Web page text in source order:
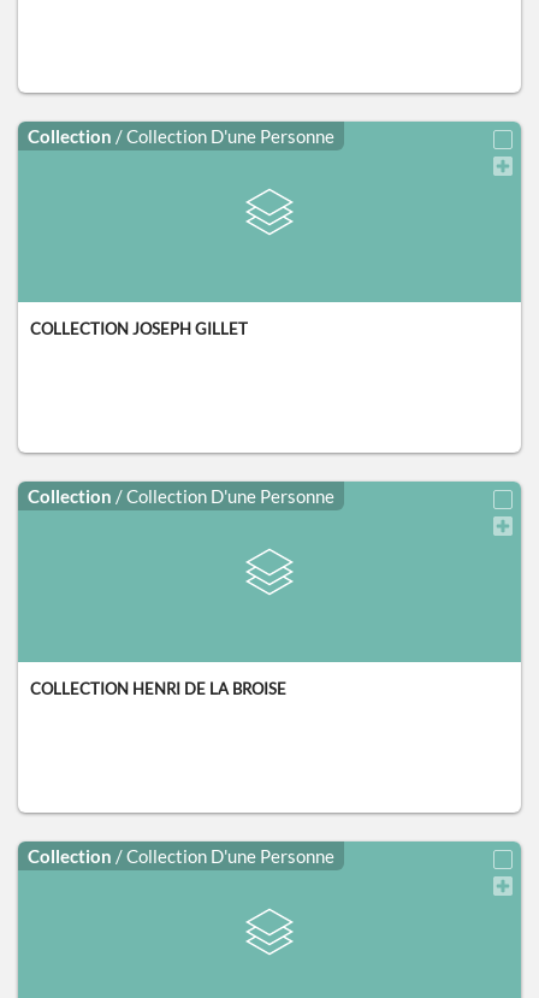
Collection / Collection D'une Personne
COLLECTION JOSEPH GILLET
Collection / Collection D'une Personne
COLLECTION HENRI DE LA BROISE
Collection / Collection D'une Personne